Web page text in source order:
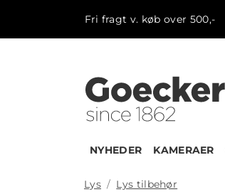
Fri fragt v. køb over 500,-
NYHEDER KAMERAER
Lys Lys tilbehør